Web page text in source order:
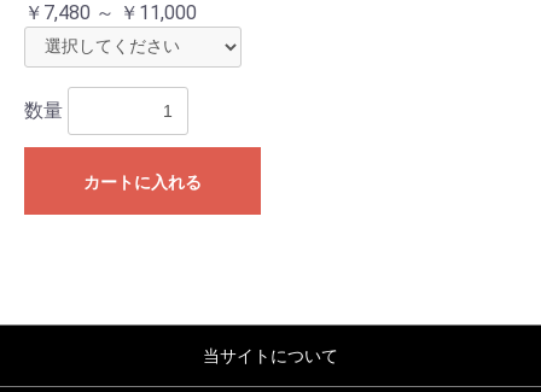
￥7,480 ～ ￥11,000
数量
カートに入れる
お買い物を続ける
当サイトについて